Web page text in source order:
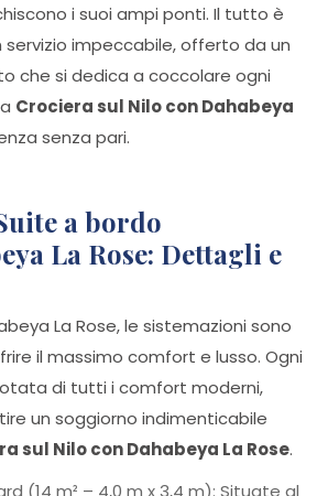
i suoi ampi ponti. Il tutto è
impeccabile, offerto da un
che si dedica a coccolare ogni
Crociera sul Nilo con Dahabeya
senza pari.
a bordo
La Rose: Dettagli e
La Rose, le sistemazioni sono
il massimo comfort e lusso. Ogni
di tutti i comfort moderni,
un soggiorno indimenticabile
sul Nilo con Dahabeya La Rose.
(14 m² – 4,0 m x 3,4 m): Situate al